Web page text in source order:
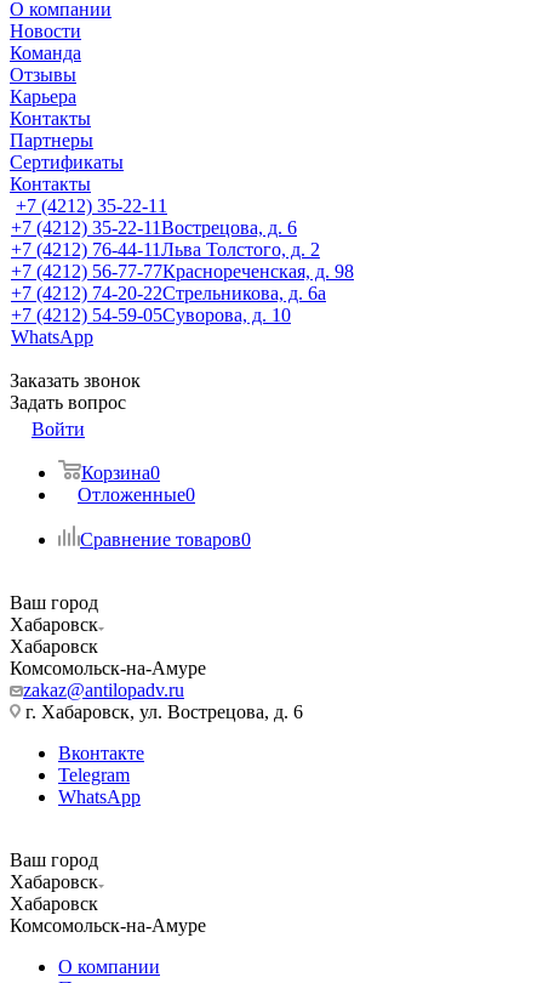
О компании
Новости
Команда
Отзывы
Карьера
Контакты
Партнеры
Сертификаты
Контакты
+7 (4212) 35-22-11
+7 (4212) 35-22-11Вострецова, д. 6
+7 (4212) 76-44-11Льва Толстого, д. 2
+7 (4212) 56-77-77Краснореченская, д. 98
+7 (4212) 74-20-22Стрельникова, д. 6а
+7 (4212) 54-59-05Суворова, д. 10
WhatsApp
Заказать звонок
Задать вопрос
Войти
Корзина0
Отложенные0
Сравнение товаров0
Ваш город
Хабаровск
Хабаровск
Комсомольск-на-Амуре
zakaz@antilopadv.ru
г. Хабаровск, ул. Вострецова, д. 6
Вконтакте
Telegram
WhatsApp
Ваш город
Хабаровск
Хабаровск
Комсомольск-на-Амуре
О компании